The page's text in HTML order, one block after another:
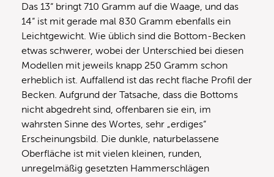
Das 13“ bringt 710 Gramm auf die Waage, und das
14“ ist mit gerade mal 830 Gramm ebenfalls ein
Leichtgewicht. Wie üblich sind die Bottom-Becken
etwas schwerer, wobei der Unterschied bei diesen
Modellen mit jeweils knapp 250 Gramm schon
erheblich ist. Auffallend ist das recht flache Profil der
Becken. Aufgrund der Tatsache, dass die Bottoms
nicht abgedreht sind, offenbaren sie ein, im
wahrsten Sinne des Wortes, sehr „erdiges“
Erscheinungsbild. Die dunkle, naturbelassene
Oberfläche ist mit vielen kleinen, runden,
unregelmäßig gesetzten Hammerschlägen